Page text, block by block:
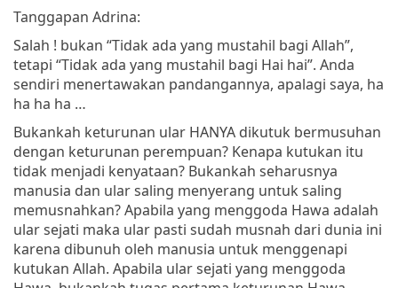
Tanggapan Adrina:
Salah ! bukan “Tidak ada yang mustahil bagi Allah”,
tetapi “Tidak ada yang mustahil bagi Hai hai”. Anda
sendiri menertawakan pandangannya, apalagi saya, ha
ha ha ha …
Bukankah keturunan ular HANYA dikutuk bermusuhan
dengan keturunan perempuan? Kenapa kutukan itu
tidak menjadi kenyataan? Bukankah seharusnya
manusia dan ular saling menyerang untuk saling
memusnahkan? Apabila yang menggoda Hawa adalah
ular sejati maka ular pasti sudah musnah dari dunia ini
karena dibunuh oleh manusia untuk menggenapi
kutukan Allah. Apabila ular sejati yang menggoda